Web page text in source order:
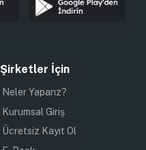
Şirketler İçin
Neler Yaparız?
Kurumsal Giriş
Ücretsiz Kayıt Ol